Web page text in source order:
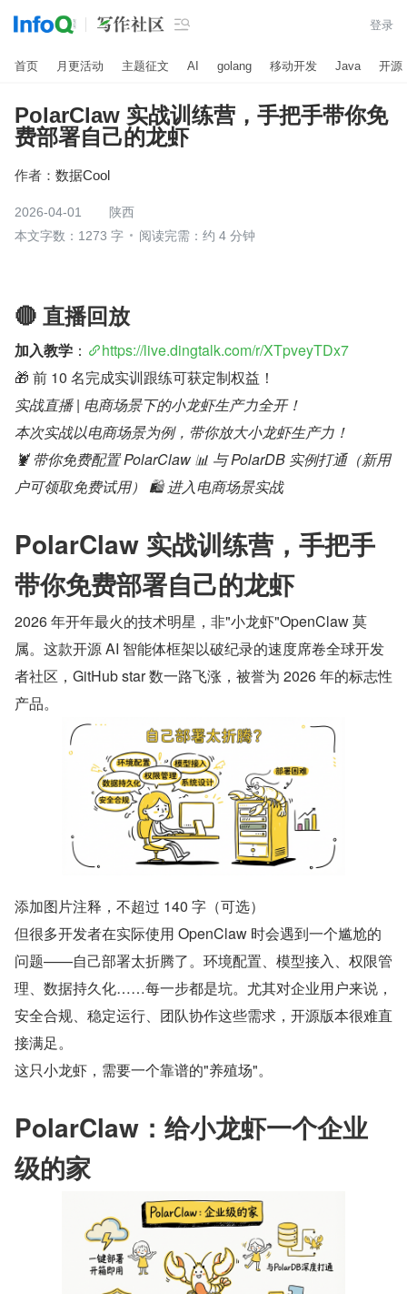
 登录
首页 月更活动 主题征文 AI golang 移动开发 Java 开源
PolarClaw 实战训练营，手把手带你免
费部署自己的龙虾
作者： 数据Cool
2026-04-01
陕西
本文字数：1273 字
阅读完需：约 4 分钟
🔴 直播回放
加入教学 ：
https://live.dingtalk.com/r/XTpveyTDx7
🎁 前 10 名完成实训跟练可获定制权益！
实战直播 | 电商场景下的小龙虾生产力全开！
本次实战以电商场景为例，带你放大小龙虾生产力！
🦞 带你免费配置 PolarClaw 📊 与 PolarDB 实例打通（新用
户可领取免费试用） 🛍 进入电商场景实战
PolarClaw 实战训练营，手把手
带你免费部署自己的龙虾
2026 年开年最火的技术明星，非"小龙虾"OpenClaw 莫
属。这款开源 AI 智能体框架以破纪录的速度席卷全球开发
者社区，GitHub star 数一路飞涨，被誉为 2026 年的标志性
产品。
添加图片注释，不超过 140 字（可选）
但很多开发者在实际使用 OpenClaw 时会遇到一个尴尬的
问题——自己部署太折腾了。环境配置、模型接入、权限管
理、数据持久化……每一步都是坑。尤其对企业用户来说，
安全合规、稳定运行、团队协作这些需求，开源版本很难直
接满足。
这只小龙虾，需要一个靠谱的"养殖场"。
PolarClaw：给小龙虾一个企业
级的家